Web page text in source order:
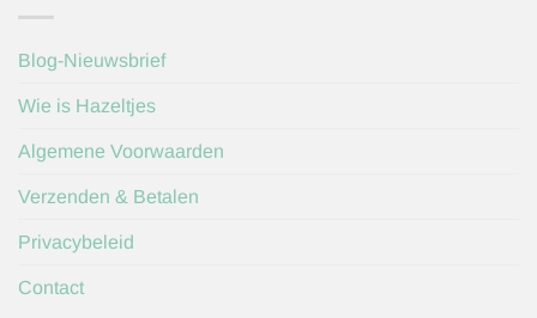
Blog-Nieuwsbrief
Wie is Hazeltjes
Algemene Voorwaarden
Verzenden & Betalen
Privacybeleid
Contact